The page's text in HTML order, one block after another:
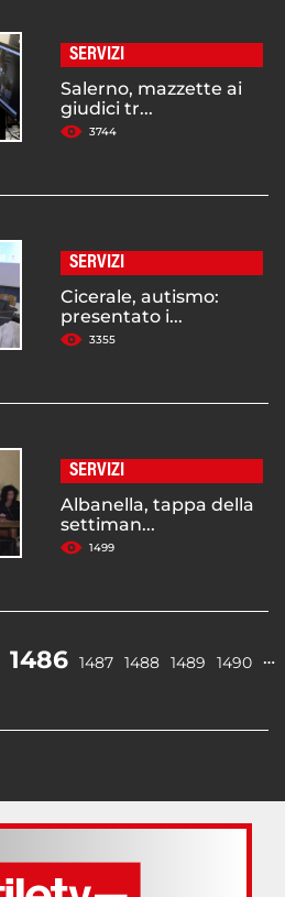
SERVIZI
Salerno, mazzette ai
giudici tr...
3744
SERVIZI
Cicerale, autismo:
presentato i...
3355
SERVIZI
Albanella, tappa della
settiman...
1499
1486 1487 1488 1489 1490 …